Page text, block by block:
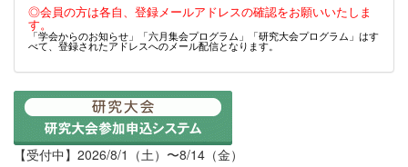
◎会員の方は各自、登録メールアドレスの確認をお願いいたしま
す。
「学会からのお知らせ」「六月集会プログラム」「研究大会プログラム」はす
べて、登録されたアドレスへのメール配信となります。
【受付中】2026/8/1（土）〜8/14（金）